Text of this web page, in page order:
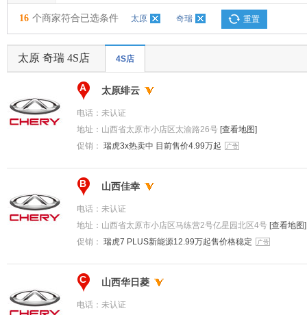
16 个商家符合已选条件 太原 奇瑞 重置
太原 奇瑞 4S店 4S店
A 太原绯云
电话： 未认证
地址： 山西省太原市小店区太渝路26号 [查看地图]
促销： 瑞虎3x热卖中 目前售价4.99万起
B 山西佳幸
电话： 未认证
地址： 山西省太原市小店区马练营2号亿星园北区4号 [查看地图]
促销： 瑞虎7 PLUS新能源12.99万起售价格稳定
C 山西华日菱
电话： 未认证